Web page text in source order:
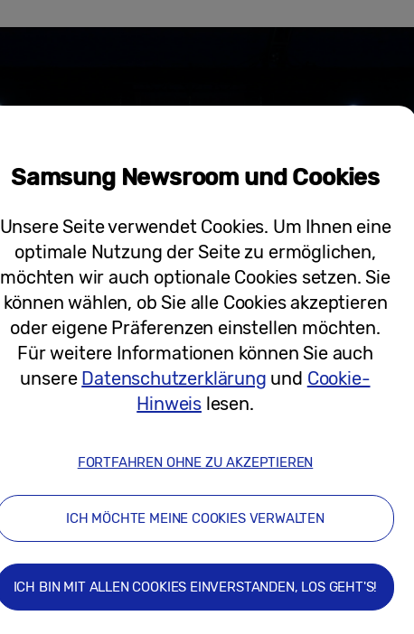
Samsung Newsroom und Cookies
Unsere Seite verwendet Cookies. Um Ihnen eine
optimale Nutzung der Seite zu ermöglichen,
möchten wir auch optionale Cookies setzen. Sie
können wählen, ob Sie alle Cookies akzeptieren
oder eigene Präferenzen einstellen möchten.
Für weitere Informationen können Sie auch
unsere Datenschutzerklärung und Cookie-
Hinweis lesen.
FORTFAHREN OHNE ZU AKZEPTIEREN
ICH MÖCHTE MEINE COOKIES VERWALTEN
ICH BIN MIT ALLEN COOKIES EINVERSTANDEN, LOS GEHT'S!